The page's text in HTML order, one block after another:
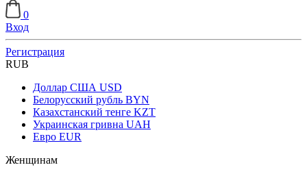
0
Вход
Регистрация
RUB
Доллар США USD
Белорусский рубль BYN
Казахстанский тенге KZT
Украинская гривна UAH
Евро EUR
Женщинам